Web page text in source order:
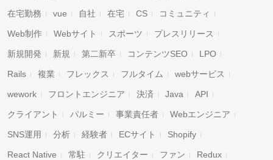
在宅勤務 vue 自社 在宅 CS コミュニティ
Web制作 Webサイト スポーツ プレスリリース
新規開発 新規 第二新卒 コンテンツSEO LPO
Rails 複業 フレックス フルタイム webサービス
wework フロントエンジニア 決済 Java API
クライアント パルミー 事業責任者 Webエンジニア
SNS運用 分析 経験者 ECサイト Shopify
React Native 常駐 クリエイター ファン Redux